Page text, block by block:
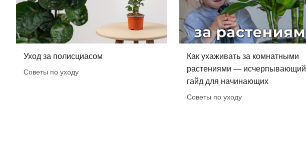
Уход за полисциасом
Советы по уходу
Как ухаживать за комнатными
растениями — исчерпывающий
гайд для начинающих
Советы по уходу